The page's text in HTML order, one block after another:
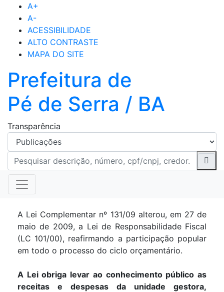
A+
A-
ACESSIBILIDADE
ALTO CONTRASTE
MAPA DO SITE
Prefeitura de
Pé de Serra / BA
Transparência
A Lei Complementar nº 131/09 alterou, em 27 de
maio de 2009, a Lei de Responsabilidade Fiscal
(LC 101/00), reafirmando a participação popular
em todo o processo do ciclo orçamentário.
A Lei obriga levar ao conhecimento público as
receitas e despesas da unidade gestora,